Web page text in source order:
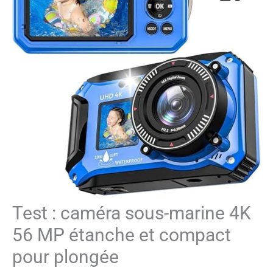
Test : caméra sous-marine 4K
56 MP étanche et compact
pour plongée